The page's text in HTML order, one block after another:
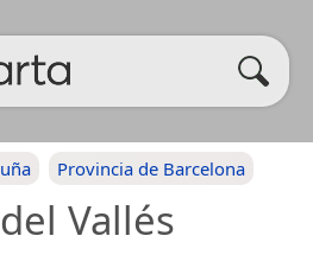
Provincia de Barcelona
Vallés